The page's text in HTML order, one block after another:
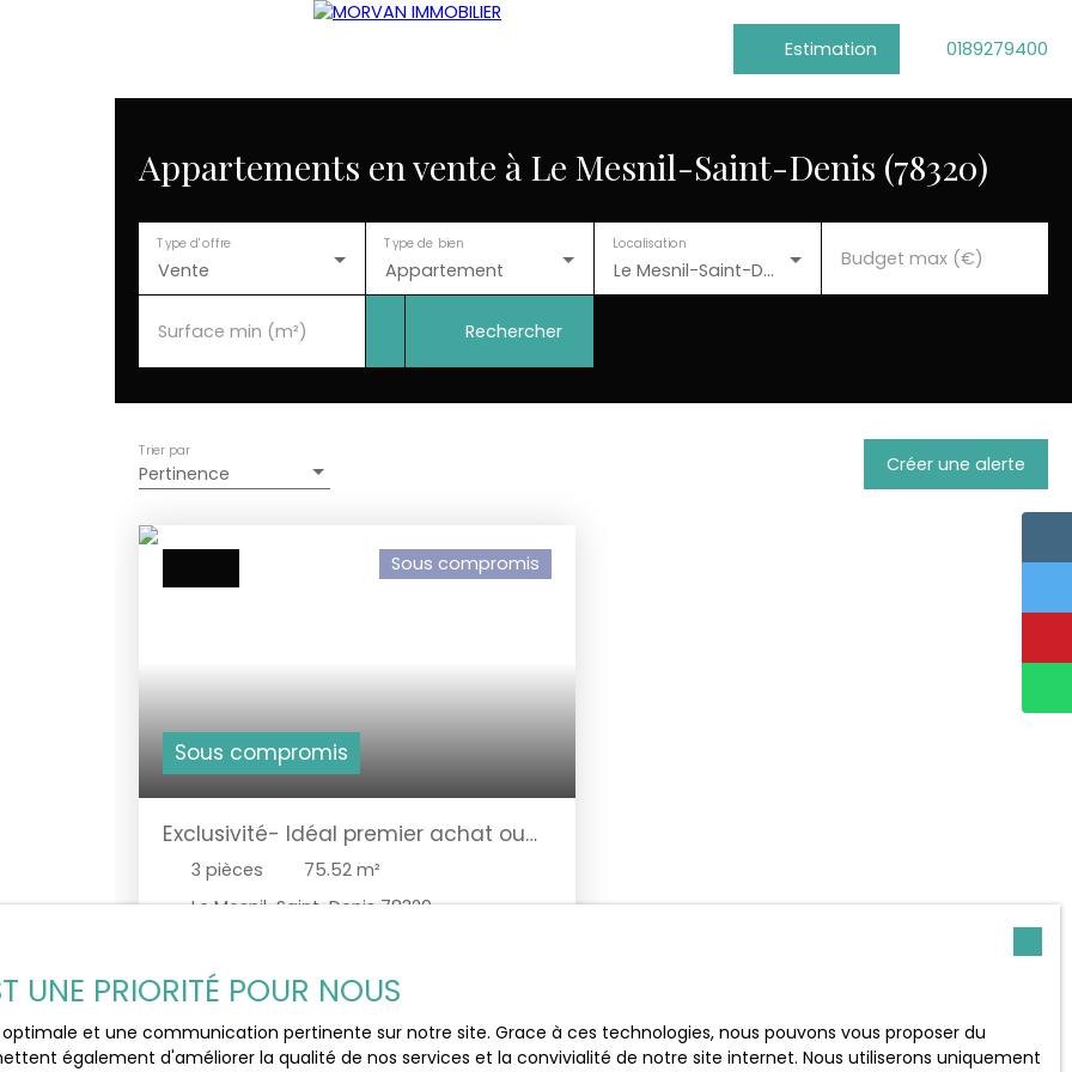
Estimation 0189279400
Appartements en vente à Le Mesnil-Saint-Denis (78320)
Vente
Type d'offre
Appartement
Type de bien
Le Mesnil-Saint-Denis (78320)
Localisation
Budget max (€)
Surface min (m²) Rechercher
Pertinence
Trier par
Créer une alerte
Sous compromis
Sous compromis
Exclusivité- Idéal premier achat ou
investisseur
3 pièces 75.52 m²
Le Mesnil-Saint-Denis 78320
investisseur ou première acquisition Au
cœur de la commune du Mesnil Saint Denis,
ce charmant 3 pièces de 76m² a de
nombreux atouts pour vous répondre à vos
UNE PRIORITÉ POUR NOUS
et une communication pertinente sur notre site. Grace à ces technologies, nous pouvons vous proposer du
également d'améliorer la qualité de nos services et la convivialité de notre site internet. Nous utiliserons uniquement